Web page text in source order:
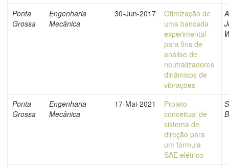
Ponta
Grossa
Engenharia
Mecânica
30-Jun-2017
Otimização de
uma bancada
experimental
para fins de
análise de
neutralizadores
dinâmicos de
vibrações
Ponta
Grossa
Engenharia
Mecânica
17-Mai-2021
Projeto
conceitual de
sistema de
direção para
um fórmula
SAE elétrico